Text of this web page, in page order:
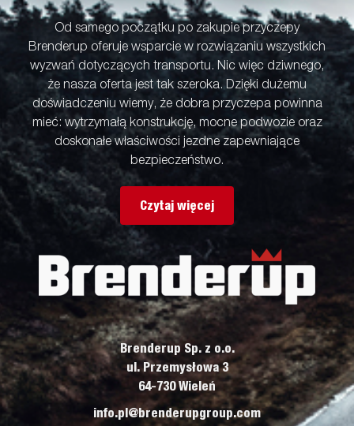
Od samego początku po zakupie przyczepy
Brenderup oferuje wsparcie w rozwiązaniu wszystkich
wyzwań dotyczących transportu. Nic więc dziwnego,
że nasza oferta jest tak szeroka. Dzięki dużemu
doświadczeniu wiemy, że dobra przyczepa powinna
mieć: wytrzymałą konstrukcję, mocne podwozie oraz
doskonałe właściwości jezdne zapewniające
bezpieczeństwo.
Czytaj więcej
Brenderup Sp. z o.o.
ul. Przemysłowa 3
64-730 Wieleń
info.pl@brenderupgroup.com